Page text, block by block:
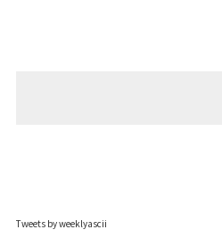
Tweets by weeklyascii